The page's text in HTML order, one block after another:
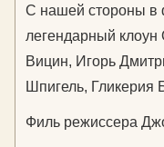
С нашей стороны в
легендарный
Вицин, Игорь
Шпигель, Гликерия
Филь режиссера